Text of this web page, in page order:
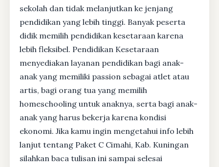
sekolah dan tidak melanjutkan ke jenjang
pendidikan yang lebih tinggi. Banyak peserta
didik memilih pendidikan kesetaraan karena
lebih fleksibel. Pendidikan Kesetaraan
menyediakan layanan pendidikan bagi anak-
anak yang memiliki passion sebagai atlet atau
artis, bagi orang tua yang memilih
homeschooling untuk anaknya, serta bagi anak-
anak yang harus bekerja karena kondisi
ekonomi. Jika kamu ingin mengetahui info lebih
lanjut tentang Paket C Cimahi, Kab. Kuningan
silahkan baca tulisan ini sampai selesai